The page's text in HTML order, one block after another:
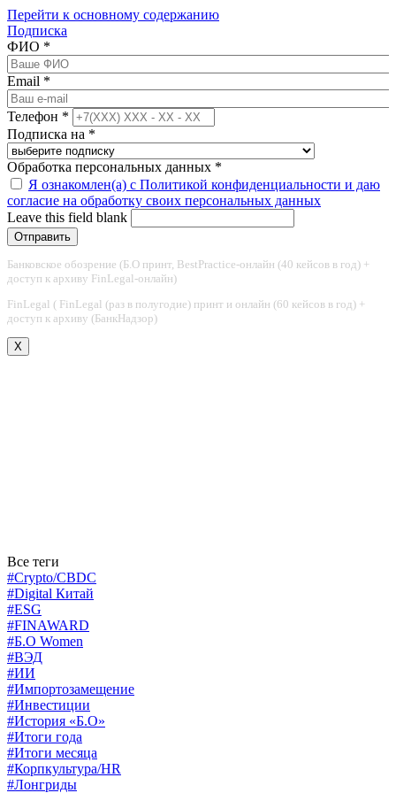
Перейти к основному содержанию
Подписка
ФИО *
Email *
Телефон *
Подписка на *
Обработка персональных данных *
Я ознакомлен(а) с Политикой конфиденциальности и даю
согласие на обработку своих персональных данных
Leave this field blank
Банковское обозрение (Б.О принт, BestPractice-онлайн (40 кейсов в год) +
доступ к архиву FinLegal-онлайн)
FinLegal ( FinLegal (раз в полугодие) принт и онлайн (60 кейсов в год) +
доступ к архиву (БанкНадзор)
X
Все теги
#Crypto/CBDC
#Digital Китай
#ESG
#FINAWARD
#Б.О Women
#ВЭД
#ИИ
#Импортозамещение
#Инвестиции
#История «Б.О»
#Итоги года
#Итоги месяца
#Корпкультура/HR
#Лонгриды